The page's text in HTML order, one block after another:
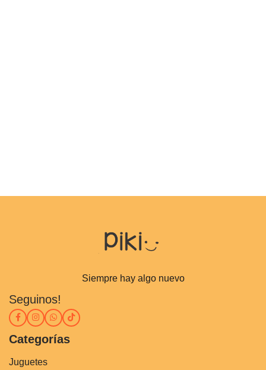
Siempre hay algo nuevo
Seguinos!
Categorías
Juguetes